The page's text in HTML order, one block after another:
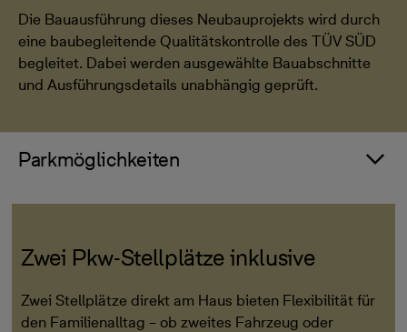
Die Bauausführung dieses Neubauprojekts wird durch
eine baubegleitende Qualitätskontrolle des TÜV SÜD
begleitet. Dabei werden ausgewählte Bauabschnitte
und Ausführungsdetails unabhängig geprüft.
Parkmöglichkeiten
Zwei Pkw-Stellplätze inklusive
Zwei Stellplätze direkt am Haus bieten Flexibilität für
den Familienalltag – ob zweites Fahrzeug oder